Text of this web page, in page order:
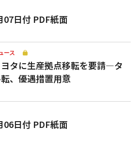
07日付 PDF紙面
ース
タに生産拠点移転を要請—タ
、優遇措置用意
06日付 PDF紙面